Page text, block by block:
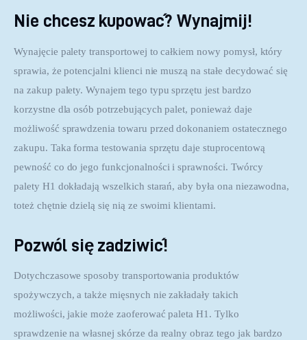
Nie chcesz kupować? Wynajmij!
Wynajęcie palety transportowej to całkiem nowy pomysł, który
sprawia, że potencjalni klienci nie muszą na stałe decydować się
na zakup palety. Wynajem tego typu sprzętu jest bardzo
korzystne dla osób potrzebujących palet, ponieważ daje
możliwość sprawdzenia towaru przed dokonaniem ostatecznego
zakupu. Taka forma testowania sprzętu daje stuprocentową
pewność co do jego funkcjonalności i sprawności. Twórcy
palety H1 dokładają wszelkich starań, aby była ona niezawodna,
toteż chętnie dzielą się nią ze swoimi klientami.
Pozwól się zadziwić!
Dotychczasowe sposoby transportowania produktów
spożywczych, a także mięsnych nie zakładały takich
możliwości, jakie może zaoferować paleta H1. Tylko
sprawdzenie na własnej skórze da realny obraz tego jak bardzo